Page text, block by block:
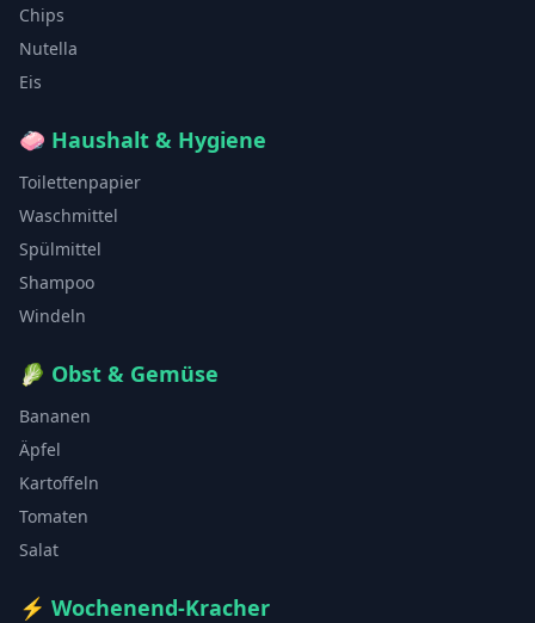
Chips
Nutella
Eis
🧼 Haushalt & Hygiene
Toilettenpapier
Waschmittel
Spülmittel
Shampoo
Windeln
🥬 Obst & Gemüse
Bananen
Äpfel
Kartoffeln
Tomaten
Salat
⚡ Wochenend-Kracher